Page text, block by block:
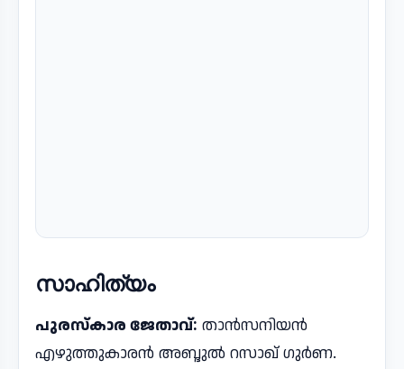
സാഹിത്യം
പുരസ്​കാര ജേതാവ്​: താന്‍സനിയന്‍
എഴുത്തുകാരൻ അബ്ദുൽ റസാഖ് ഗുര്‍ണ.